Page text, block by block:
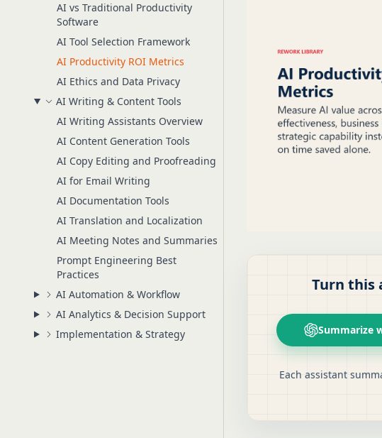
AI vs Traditional Productivity
Software
AI Tool Selection Framework
AI Productivity ROI Metrics
AI Ethics and Data Privacy
AI Writing & Content Tools
AI Writing Assistants Overview
AI Content Generation Tools
AI Copy Editing and Proofreading
AI for Email Writing
AI Documentation Tools
AI Translation and Localization
AI Meeting Notes and Summaries
Prompt Engineering Best
Practices
AI Automation & Workflow
AI Analytics & Decision Support
Implementation & Strategy
Turn this
Summarize
Each assistant